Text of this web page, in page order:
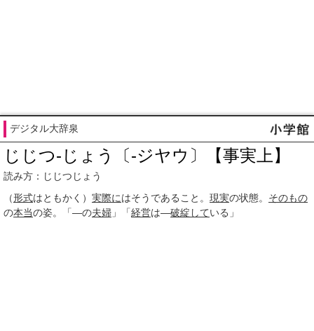
デジタル大辞泉
じじつ‐じょう〔‐ジヤウ〕【事実上】
読み方：じじつじょう
（形式はともかく） 実際にはそうであること。 現実の状態。 そのもの
の本当の姿。「―の夫婦 」「経営は―破綻している」